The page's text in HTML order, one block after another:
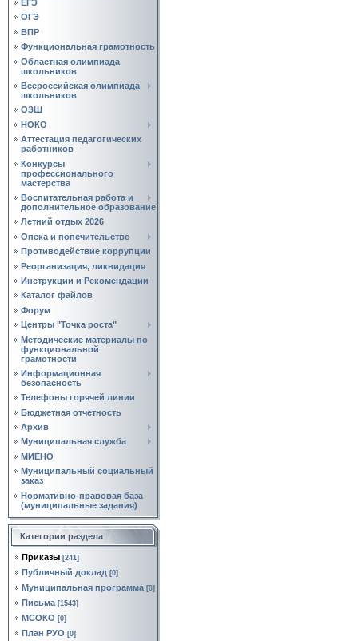
ЕГЭ
ОГЭ
ВПР
Функциональная грамотность
Областная олимпиада
школьников
Всероссийская олимпиада
школьников
ОЗШ
НОКО
Аттестация педагогических
работников
Конкурсы
профессионального
мастерства
Воспитательная работа и
дополнительное образование
Летний отдых 2026
Опека и попечительство
Противодействие коррупции
Реорганизация, ликвидация
Инструкции и Рекомендации
Каталог файлов
Форум
Центры "Точка роста"
Методические материалы по
функциональной
грамотности
Информационная
безопасность
Телефоны горячей линии
Бюджетная отчетность
Архив
Муниципальная служба
МИЕНО
Муниципальный социальный
заказ
Нормативно‑правовая база
(муниципальные задания)
Категории раздела
Приказы [241]
Публичный доклад [0]
Муниципальная программа [0]
Письма [1543]
МСОКО [0]
План РУО [0]